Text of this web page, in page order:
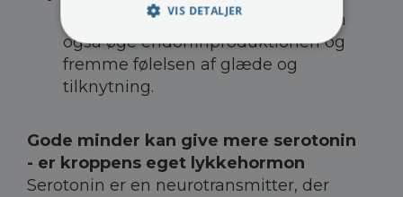
kram, latter og tid med venner kan
også øge endorfinproduktionen og
fremme følelsen af glæde og
tilknytning.
Gode minder kan give mere serotonin
- er kroppens eget lykkehormon
Serotonin er en neurotransmitter, der
VIS DETALJER